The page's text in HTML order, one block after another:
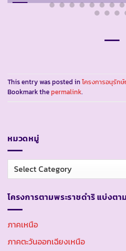
This entry was posted in โครงการอนุรัก
Bookmark thepermalink.
หมวดหมู่
หมวด
หมู่
โครงการตามพระราชดำริ แบ่งตา
ภาคเหนือ
ภาคตะวันออกเฉียงเหนือ